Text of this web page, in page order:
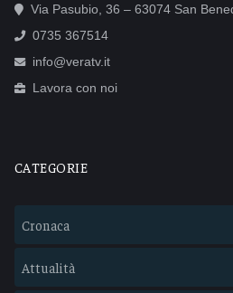
Via Pasubio, 36 – 63074 San
0735 367514
info@veratv.it
Lavora con noi
CATEGORIE
Cronaca
Attualità